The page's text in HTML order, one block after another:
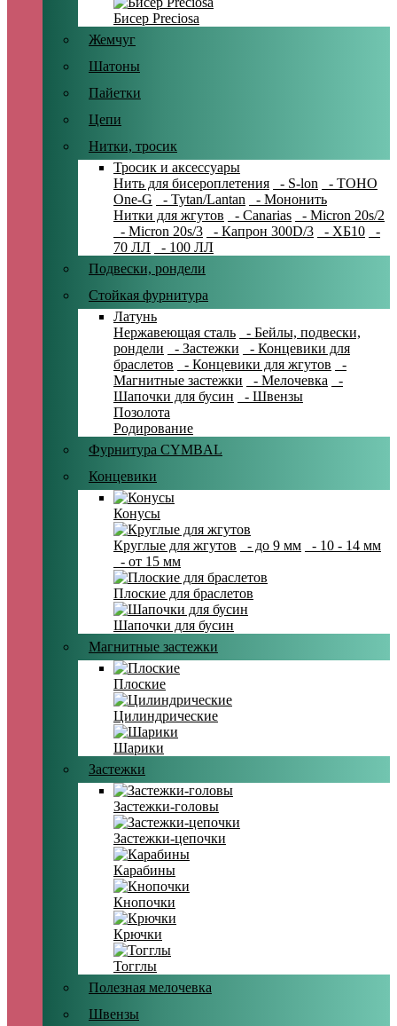
Бисер Preciosa
Жемчуг
Шатоны
Пайетки
Цепи
Нитки, тросик
Тросик и аксессуары
Нить для бисероплетения
- S-lon
- TOHO
One-G
- Tytan/Lantan
- Мононить
Нитки для жгутов
- Canarias
- Micron 20s/2
- Micron 20s/3
- Капрон 300D/3 - ХБ10
-
70 ЛЛ
- 100 ЛЛ
Подвески, рондели
Стойкая фурнитура
Латунь
Нержавеющая сталь
- Бейлы, подвески,
рондели
- Застежки
- Концевики для
браслетов
- Концевики для жгутов
-
Магнитные застежки
- Мелочевка
-
Шапочки для бусин
- Швензы
Позолота
Родирование
Фурнитура CYMBAL
Концевики
Конусы
Круглые для жгутов - до 9 мм
- 10 - 14 мм
- от 15 мм
Плоские для браслетов
Шапочки для бусин
Магнитные застежки
Плоские
Цилиндрические
Шарики
Застежки
Застежки-головы
Застежки-цепочки
Карабины
Кнопочки
Крючки
Тогглы
Полезная мелочевка
Швензы